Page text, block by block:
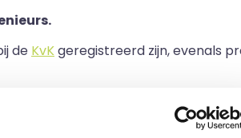
de KvKgeregistreerd zijn, evenals
interimmer/